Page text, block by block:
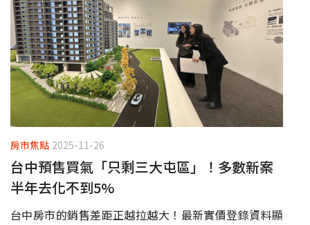
房市焦點 2025-11-26
台中預售買氣「只剩三大屯區」！多數新案
半年去化不到5%
台中房市的銷售差距正越拉越大！最新實價登錄資料顯